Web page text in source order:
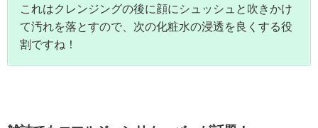
これはクレンジングの後に顔にシュッシュと吹きかけ
て汚れを落とすので、次の化粧水の浸透を良くする役
割ですね！